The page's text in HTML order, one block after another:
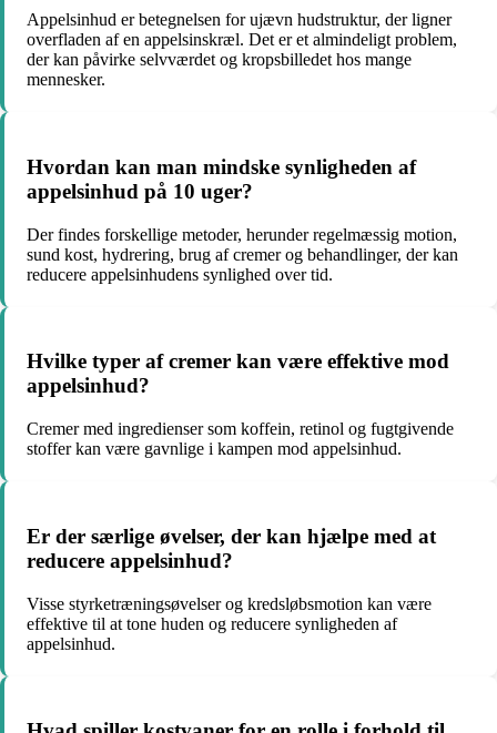
Appelsinhud er betegnelsen for ujævn hudstruktur, der ligner
overfladen af en appelsinskræl. Det er et almindeligt problem,
der kan påvirke selvværdet og kropsbilledet hos mange
mennesker.
Hvordan kan man mindske synligheden af
appelsinhud på 10 uger?
Der findes forskellige metoder, herunder regelmæssig motion,
sund kost, hydrering, brug af cremer og behandlinger, der kan
reducere appelsinhudens synlighed over tid.
Hvilke typer af cremer kan være effektive mod
appelsinhud?
Cremer med ingredienser som koffein, retinol og fugtgivende
stoffer kan være gavnlige i kampen mod appelsinhud.
Er der særlige øvelser, der kan hjælpe med at
reducere appelsinhud?
Visse styrketræningsøvelser og kredsløbsmotion kan være
effektive til at tone huden og reducere synligheden af
appelsinhud.